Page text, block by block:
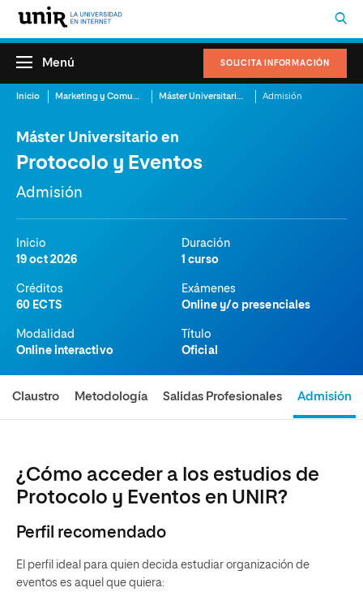
SOLICITA INFORMACIÓN
Menú
Inicio Marketing y Comunicación Máster Universitario en Protocolo y Eventos Admisión
Máster Universitario en
Protocolo y Eventos
Admisión
Inicio
19 oct 2026
Duración
1 curso
Créditos
60 ECTS
Exámenes
Online y/o presenciales
Modalidad
Online interactivo
Título
Oficial
Claustro Metodología Salidas Profesionales Admisión
¿Cómo acceder a los estudios de
Protocolo y Eventos en UNIR?
Perfil recomendado
El perfil ideal para quien decida estudiar organización de
eventos es aquel que quiera: